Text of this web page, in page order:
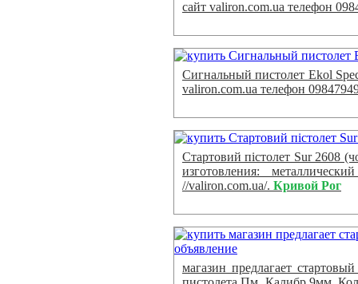
сайт valiron.com.ua телефон
Сигнальный пистолет Ekol
valiron.com.ua телефон
Стартовий пістолет Sur 2608
изготовления:
//valiron.com.ua/. Кривой Рог
магазин предлагает